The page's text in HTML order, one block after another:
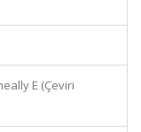
E (Çeviri